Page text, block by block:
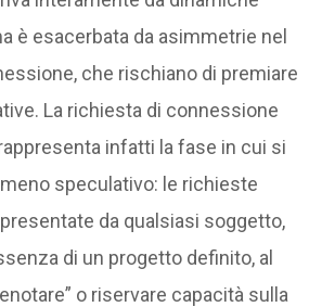
è esacerbata da asimmetrie nel
che rischiano di premiare
La richiesta di connessione
infatti la fase in cui si
speculativo: le richieste
da qualsiasi soggetto,
di un progetto definito, al
o riservare capacità sulla